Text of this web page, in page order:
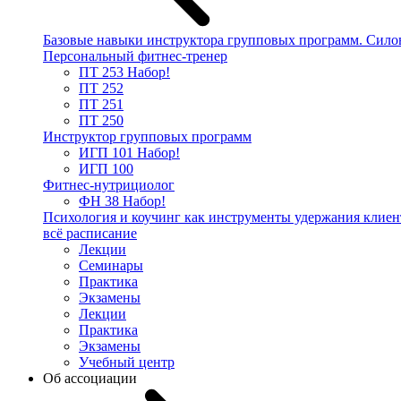
Базовые навыки инструктора групповых программ.
Персональный фитнес-тренер
ПТ 253 Набор!
ПТ 252
ПТ 251
ПТ 250
Инструктор групповых программ
ИГП 101 Набор!
ИГП 100
Фитнес-нутрициолог
ФН 38 Набор!
Психология и коучинг как инструменты удержания
всё расписание
Лекции
Семинары
Практика
Экзамены
Лекции
Практика
Экзамены
Учебный центр
Об ассоциации